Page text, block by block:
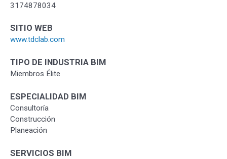
3174878034
SITIO WEB
www.tdclab.com
TIPO DE INDUSTRIA BIM
Miembros Élite
ESPECIALIDAD BIM
Consultoría
Construcción
Planeación
SERVICIOS BIM